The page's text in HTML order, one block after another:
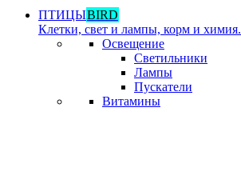
ПТИЦЫBIRD
Клетки, свет и лампы, корм и химия.
Освещение
Светильники
Лампы
Пускатели
Витамины